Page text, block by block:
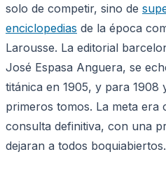
solo de competir, sino de
enciclopedias de la época
Larousse. La editorial
José Espasa Anguera, se
titánica en 1905, y para 1908
primeros tomos. La meta era
consulta definitiva, con una
dejaran a todos boquiabiertos.